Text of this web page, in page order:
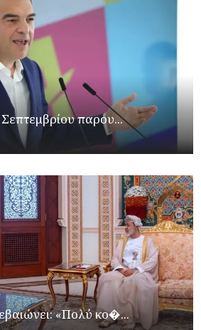
παρου...
«Πολύ κο�...